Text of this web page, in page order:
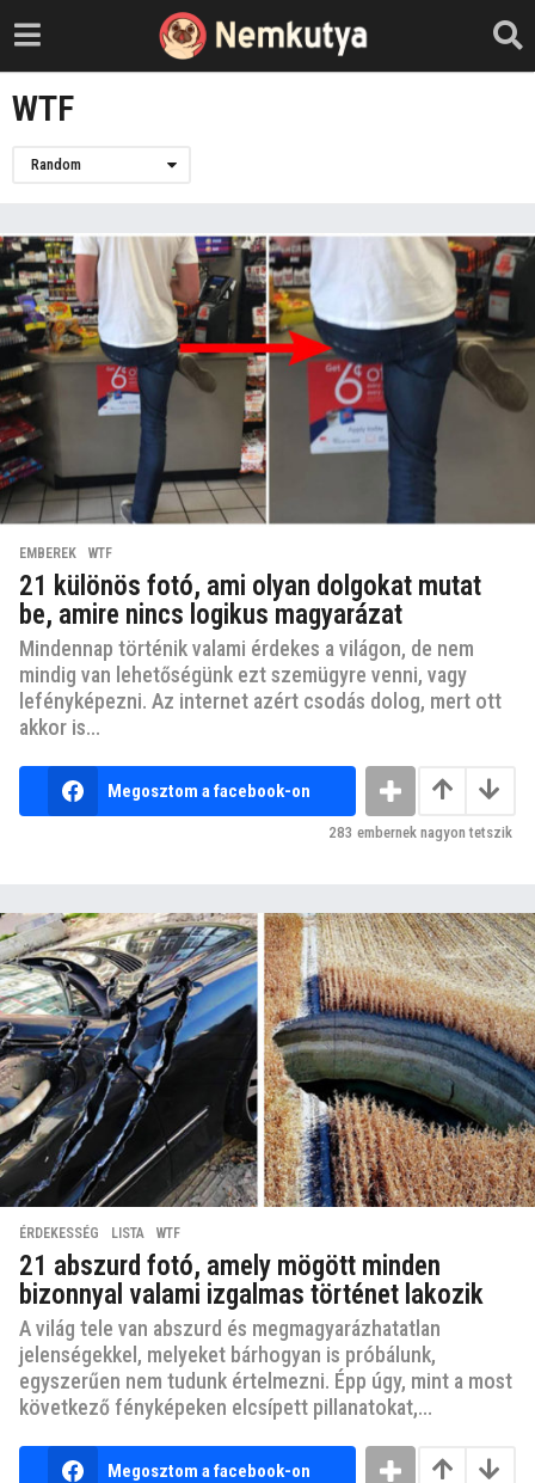
WTF
Random
EMBEREK ,WTF
21 különös fotó, ami olyan dolgokat mutat
be, amire nincs logikus magyarázat
Mindennap történik valami érdekes a világon, de nem
mindig van lehetőségünk ezt szemügyre venni, vagy
lefényképezni. Az internet azért csodás dolog, mert ott
akkor is...
Megosztom a facebook-on
283 embernek nagyon tetszik
ÉRDEKESSÉG ,LISTA ,WTF
21 abszurd fotó, amely mögött minden
bizonnyal valami izgalmas történet lakozik
A világ tele van abszurd és megmagyarázhatatlan
jelenségekkel, melyeket bárhogyan is próbálunk,
egyszerűen nem tudunk értelmezni. Épp úgy, mint a most
következő fényképeken elcsípett pillanatokat,...
Megosztom a facebook-on